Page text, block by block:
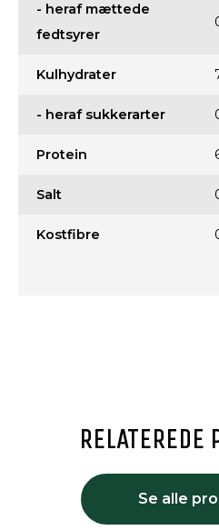
- heraf mættede
fedtsyrer
Kulhydrater
- heraf sukkerarter
Protein
Salt
Kostfibre
RELATEREDE
Se alle